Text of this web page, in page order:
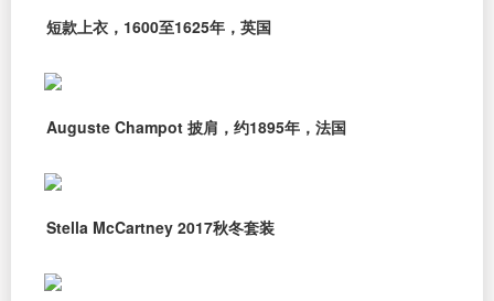
短款上衣，1600至1625年，英国
Auguste Champot 披肩，约1895年，法国
Stella McCartney 2017秋冬套装